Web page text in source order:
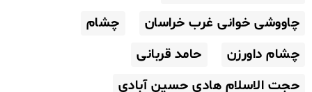
چاووشی خوانی غرب خراسان
چشام
چشام داورزن
حامد قربانی
حجت الاسلام هادی حسین آبادی